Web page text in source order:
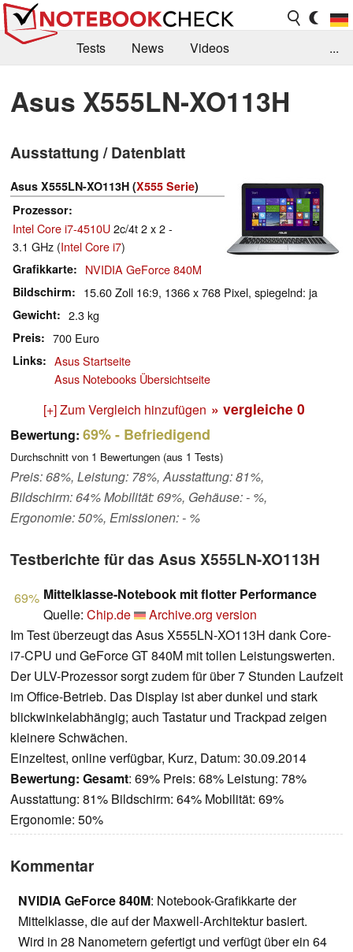
Tests News
Videos
Kaufberatung
Deals Suche
Jobs
Forum
...
Asus X555LN-XO113H
Ausstattung / Datenblatt
Asus X555LN-XO113H (X555 Serie)
Prozessor
Intel Core i7-4510U2c/4t 2 x 2 -
3.1 GHz (Intel Core i7)
Grafikkarte NVIDIA GeForce 840M
Bildschirm 15.60 Zoll 16:9, 1366 x 768 Pixel, spiegelnd: ja
Gewicht 2.3 kg
Preis 700 Euro
Links
Asus Startseite
Asus Notebooks Übersichtseite
[+] Zum Vergleich hinzufügen » vergleiche 0
Bewertung: 69%- Befriedigend
Durchschnitt von 1 Bewertungen (aus 1 Tests)
Preis: 68%, Leistung: 78%, Ausstattung: 81%,
Bildschirm: 64% Mobilität: 69%, Gehäuse: - %,
Ergonomie: 50%, Emissionen: - %
Testberichte für das Asus X555LN-XO113H
69% Mittelklasse-Notebook mit flotter Performance
Quelle: Chip.de
Archive.org version
Im Test überzeugt das Asus X555LN-XO113H dank Core-
i7-CPU und GeForce GT 840M mit tollen Leistungswerten.
Der ULV-Prozessor sorgt zudem für über 7 Stunden Laufzeit
im Office-Betrieb. Das Display ist aber dunkel und stark
blickwinkelabhängig; auch Tastatur und Trackpad zeigen
kleinere Schwächen.
Einzeltest, online verfügbar, Kurz, Datum: 30.09.2014
Bewertung: Gesamt: 69% Preis: 68% Leistung: 78%
Ausstattung: 81% Bildschirm: 64% Mobilität: 69%
Ergonomie: 50%
Kommentar
NVIDIA GeForce 840M: Notebook-Grafikkarte der
Mittelklasse, die auf der Maxwell-Architektur basiert.
Wird in 28 Nanometern gefertigt und verfügt über ein 64